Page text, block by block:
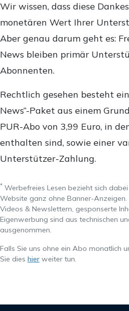
Wir wissen, dass diese
monetären Wert Ihrer
Aber genau darum geht es:
News bleiben primär
Abonnenten.
Rechtlich gesehen besteht
News“-Paket aus einem
PUR-Abo von 3,99 Euro, in
enthalten sind, sowie einer
Unterstützer-Zahlung.
* Werbefreies Lesen bezieht sich
Website ganz ohne Banner-
Videos & Newslettern, gesponserte
Eigenwerbung sind aus technischen
ausgenommen.
Falls Sie uns ohne ein Abo monatlich
Sie dies hier weiter tun.